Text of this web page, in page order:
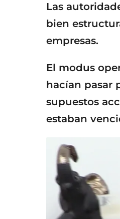
Las
bien
empresas.
El modus
hacían pasar
supuestos
estaban